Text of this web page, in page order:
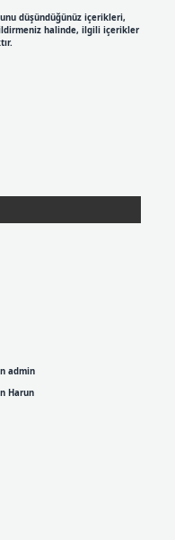
düşündüğünüz içerikleri,
halinde, ilgili içerikler
admin
Harun